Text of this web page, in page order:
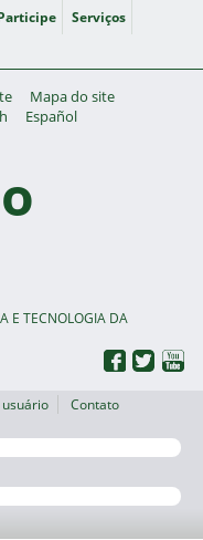
Serviços
Mapa do site
Español
E TECNOLOGIA DA
Contato